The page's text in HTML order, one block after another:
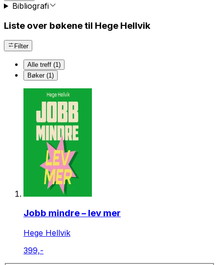
Bibliografi
Liste over bøkene til Hege Hellvik
Filter
Alle treff (1)
Bøker (1)
Jobb mindre – lev mer
Hege Hellvik
399,-